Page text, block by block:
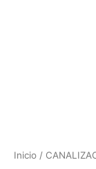
Inicio /